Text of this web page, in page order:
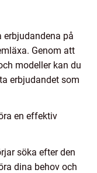
på
Genom att
modeller kan du
erbjudandet som
en effektiv
söka efter den
dina behov och